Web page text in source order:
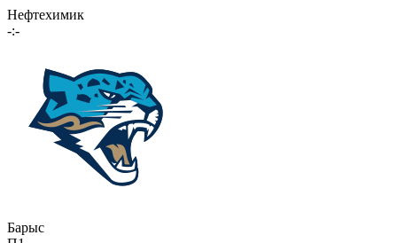
Нефтехимик
-:-
Барыс